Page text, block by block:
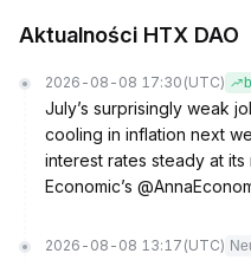
Aktualności HTX DAO
2026-08-08 17:30 (UTC)
July’s surprisingly weak
cooling in inflation next
interest rates steady at
Economic’s
2026-08-08 13:17 (UTC)